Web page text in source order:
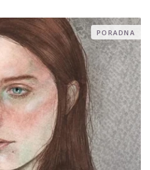
PORADNA